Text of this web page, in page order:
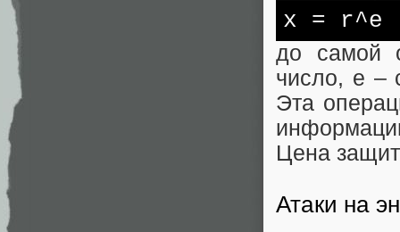
x = r^e
до самой
число, e –
Эта
Цена
Атаки на